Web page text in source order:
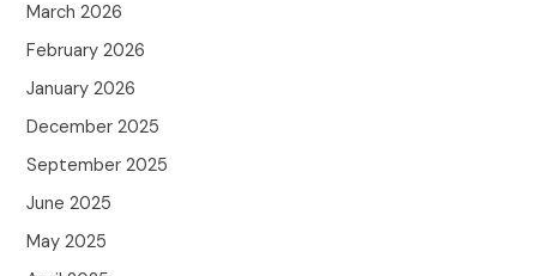
March 2026
February 2026
January 2026
December 2025
September 2025
June 2025
May 2025